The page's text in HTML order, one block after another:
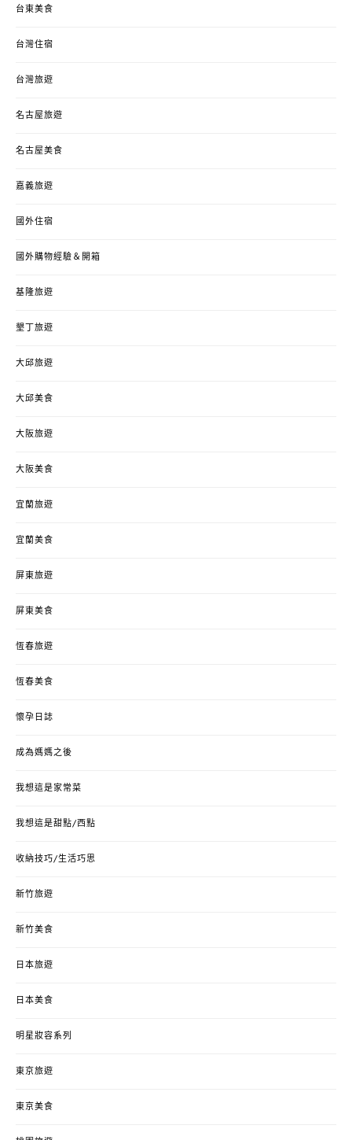
台東美食
台灣住宿
台灣旅遊
名古屋旅遊
名古屋美食
嘉義旅遊
國外住宿
國外購物經驗＆開箱
基隆旅遊
墾丁旅遊
大邱旅遊
大邱美食
大阪旅遊
大阪美食
宜蘭旅遊
宜蘭美食
屏東旅遊
屏東美食
恆春旅遊
恆春美食
懷孕日誌
成為媽媽之後
我想這是家常菜
我想這是甜點/西點
收納技巧/生活巧思
新竹旅遊
新竹美食
日本旅遊
日本美食
明星妝容系列
東京旅遊
東京美食